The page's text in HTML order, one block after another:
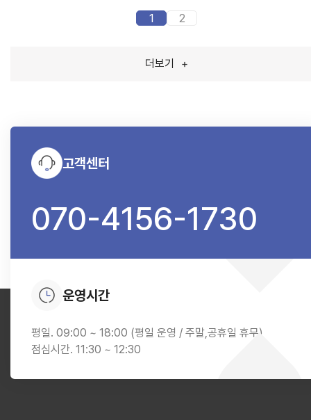
1 2
더보기 +
고객센터
070-4156-1730
운영시간
평일. 09:00 ~ 18:00 (평일 운영 / 주말,공휴일 휴무)
점심시간. 11:30 ~ 12:30